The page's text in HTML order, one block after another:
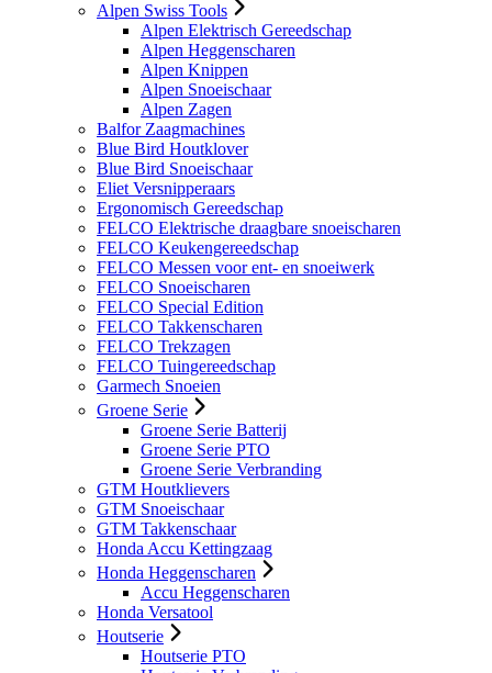
Alpen Swiss Tools
Alpen Elektrisch Gereedschap
Alpen Heggenscharen
Alpen Knippen
Alpen Snoeischaar
Alpen Zagen
Balfor Zaagmachines
Blue Bird Houtklover
Blue Bird Snoeischaar
Eliet Versnipperaars
Ergonomisch Gereedschap
FELCO Elektrische draagbare snoeischaren
FELCO Keukengereedschap
FELCO Messen voor ent- en snoeiwerk
FELCO Snoeischaren
FELCO Special Edition
FELCO Takkenscharen
FELCO Trekzagen
FELCO Tuingereedschap
Garmech Snoeien
Groene Serie
Groene Serie Batterij
Groene Serie PTO
Groene Serie Verbranding
GTM Houtklievers
GTM Snoeischaar
GTM Takkenschaar
Honda Accu Kettingzaag
Honda Heggenscharen
Accu Heggenscharen
Honda Versatool
Houtserie
Houtserie PTO